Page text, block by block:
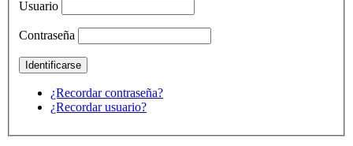
Usuario
Contraseña
¿Recordar contraseña?
¿Recordar usuario?